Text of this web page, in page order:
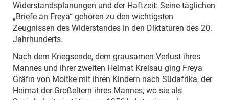
Widerstandsplanungen und der Haftzeit: Seine täglichen
„Briefe an Freya“ gehören zu den wichtigsten
Zeugnissen des Widerstandes in den Diktaturen des 20.
Jahrhunderts.
Nach dem Kriegsende, dem grausamen Verlust ihres
Mannes und ihrer zweiten Heimat Kreisau ging Freya
Gräfin von Moltke mit ihren Kindern nach Südafrika, der
Heimat der Großeltern ihres Mannes, wo sie als